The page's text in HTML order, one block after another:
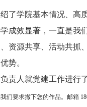
学院基本情况、高
成效显著，一直是
资源共享、活动共
势。
人就党建工作进行
们要求撤下您的作品。邮箱